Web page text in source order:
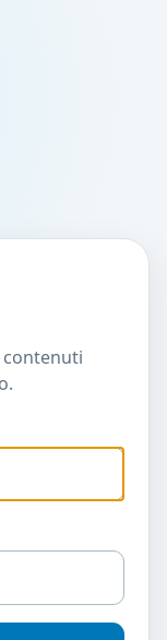
contenuti